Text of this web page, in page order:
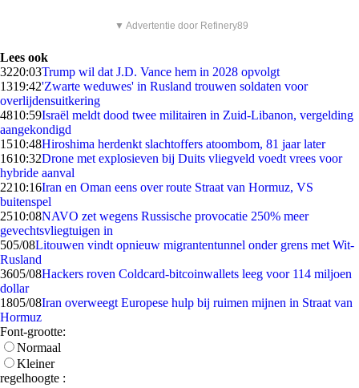
▼ Advertentie door Refinery89
Lees ook
3220:03Trump wil dat J.D. Vance hem in 2028 opvolgt
1319:42'Zwarte weduwes' in Rusland trouwen soldaten voor
overlijdensuitkering
4810:59Israël meldt dood twee militairen in Zuid-Libanon, vergelding
aangekondigd
1510:48Hiroshima herdenkt slachtoffers atoombom, 81 jaar later
1610:32Drone met explosieven bij Duits vliegveld voedt vrees voor
hybride aanval
2210:16Iran en Oman eens over route Straat van Hormuz, VS
buitenspel
2510:08NAVO zet wegens Russische provocatie 250% meer
gevechtsvliegtuigen in
505/08Litouwen vindt opnieuw migrantentunnel onder grens met Wit-
Rusland
3605/08Hackers roven Coldcard-bitcoinwallets leeg voor 114 miljoen
dollar
1805/08Iran overweegt Europese hulp bij ruimen mijnen in Straat van
Hormuz
Font-grootte:
Normaal
Kleiner
regelhoogte :